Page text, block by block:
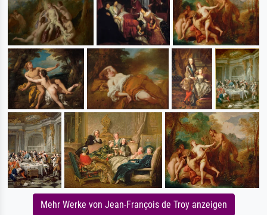
Mehr Werke von Jean-François de Troy anzeigen